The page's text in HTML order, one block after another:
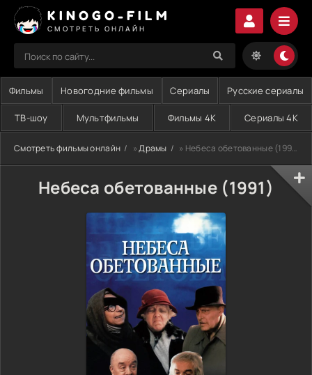
KINOGO-FILM
СМОТРЕТЬ ОНЛАЙН
Фильмы Новогодние фильмы Сериалы Русские сериалы
ТВ-шоу Мультфильмы Фильмы 4K Сериалы 4K
Смотреть фильмы онлайн »Драмы » Небеса обетованные (1991)
Небеса обетованные (1991)